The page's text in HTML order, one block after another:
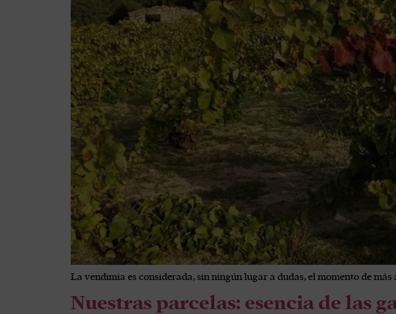
La vendimia es considerada, sin ningún lugar a dudas, el momento de
Nuestras parcelas: esencia de las